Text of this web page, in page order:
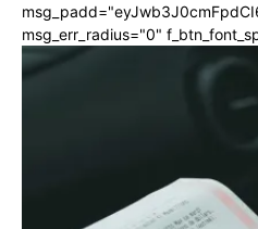
msg_err_radius="0"